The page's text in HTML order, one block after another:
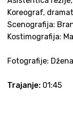
Koreograf,
Scenografija:
Kostimografija:
Fotografije:
Trajanje: 01:45